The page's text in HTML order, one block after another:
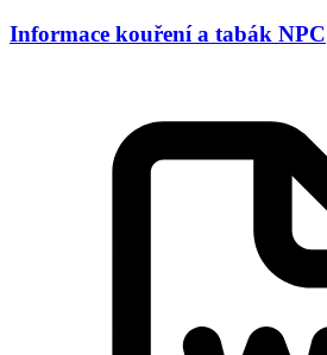
Informace kouření a tabák NPC